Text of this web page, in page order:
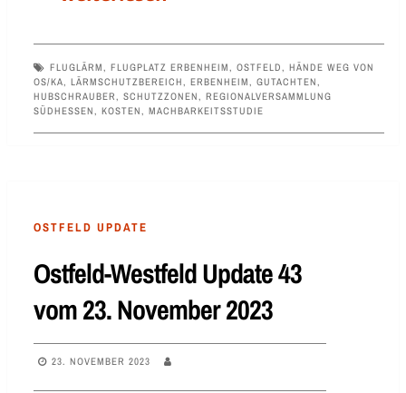
FLUGLÄRM FLUGPLATZ ERBENHEIM OSTFELD
HÄNDE WEG VON
OS/KA
LÄRMSCHUTZBEREICH ERBENHEIM GUTACHTEN
HUBSCHRAUBER
SCHUTZZONEN
REGIONALVERSAMMLUNG
SÜDHESSEN
KOSTEN MACHBARKEITSSTUDIE
OSTFELD UPDATE
Ostfeld-Westfeld Update 43
vom 23. November 2023
23. NOVEMBER 2023